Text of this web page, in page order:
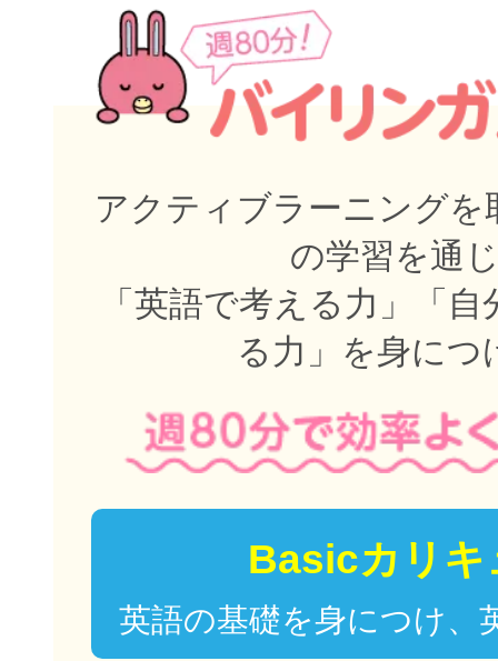
アクティブラーニングを
の学習を通
「英語で考える力」「
る力」を身につ
Basicカリキ
英語の基礎を身につけ、